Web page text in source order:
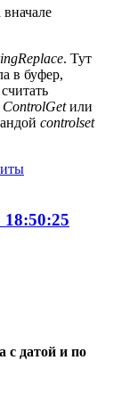
. Тут
в буфер,
ControlGetили
controlset
18:50:25
с датой и по